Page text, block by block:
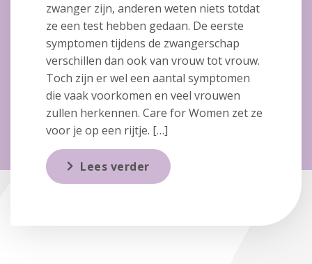
zwanger zijn, anderen weten niets totdat
ze een test hebben gedaan. De eerste
symptomen tijdens de zwangerschap
verschillen dan ook van vrouw tot vrouw.
Toch zijn er wel een aantal symptomen
die vaak voorkomen en veel vrouwen
zullen herkennen. Care for Women zet ze
voor je op een rijtje. […]
Lees verder